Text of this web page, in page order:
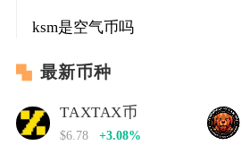
ksm是空气币吗
最新币种
TAXTAX币
$6.78 +3.08%